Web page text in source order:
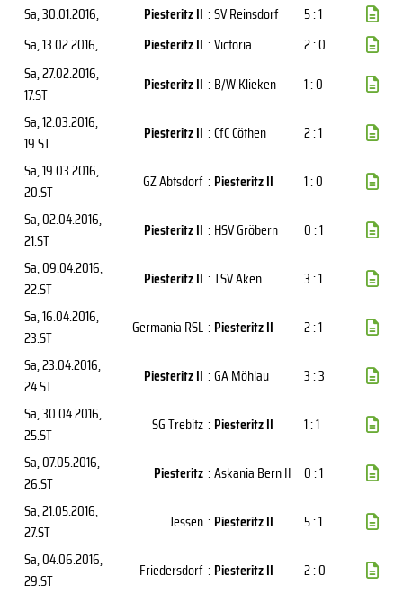
Sa, 30.01.2016, Piesteritz II :SV Reinsdorf
5 : 1
Sa, 13.02.2016, Piesteritz II :Victoria
2 : 0
Sa, 27.02.2016,
17.ST
Piesteritz II : B/W Klieken
1 : 0
Sa, 12.03.2016,
19.ST
Piesteritz II :CfC Cöthen
2 : 1
Sa, 19.03.2016,
20.ST
GZ Abtsdorf : Piesteritz II
1 : 0
Sa, 02.04.2016,
21.ST
Piesteritz II : HSV Gröbern
0 : 1
Sa, 09.04.2016,
22.ST
Piesteritz II :TSV Aken
3 : 1
Sa, 16.04.2016,
23.ST
Germania RSL : Piesteritz II
2 : 1
Sa, 23.04.2016,
24.ST
Piesteritz II :GA Möhlau
3 : 3
Sa, 30.04.2016,
25.ST
SG Trebitz : Piesteritz II
1 : 1
Sa, 07.05.2016,
26.ST
Piesteritz :Askania Bern II 0 : 1
Sa, 21.05.2016,
27.ST
Jessen : Piesteritz II
5 : 1
Sa, 04.06.2016,
29.ST
Friedersdorf : Piesteritz II
2 : 0